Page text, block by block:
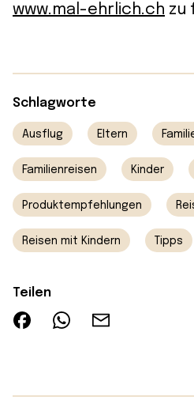
www.mal-ehrlich.ch zu
Schlagworte
Ausflug Eltern
Familienreisen Kinder
Produktempfehlungen
Reisen mit Kindern Tipps
Teilen